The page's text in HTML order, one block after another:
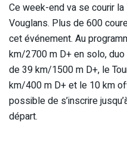
Ce week-end va se courir
Vouglans. Plus de 600
cet événement. Au
km/2700 m D+ en solo, duo
de 39 km/1500 m D+, le
km/400 m D+ et le 10 km
possible de s’inscrire
départ.